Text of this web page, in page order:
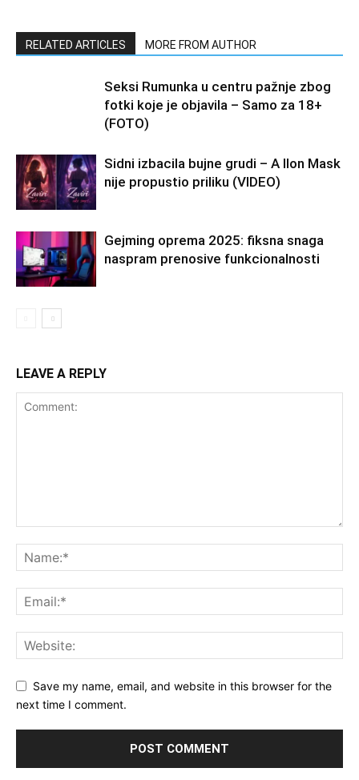
RELATED ARTICLES MORE FROM AUTHOR
Seksi Rumunka u centru pažnje zbog
fotki koje je objavila – Samo za 18+
(FOTO)
Sidni izbacila bujne grudi – A Ilon Mask
nije propustio priliku (VIDEO)
Gejming oprema 2025: fiksna snaga
naspram prenosive funkcionalnosti
LEAVE A REPLY
Save my name, email, and website in this browser for the
next time I comment.